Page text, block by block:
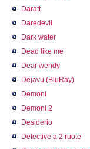
Daratt
Daredevil
Dark water
Dead like me
Dear wendy
Dejavu (BluRay)
Demoni
Demoni 2
Desiderio
Detective a 2 ruote